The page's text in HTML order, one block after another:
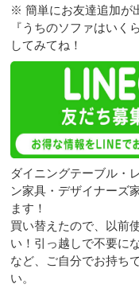
※ 簡単にお友達追加が
『うちのソファはいく
してみてね！
ダイニングテーブル・
ン家具・デザイナーズ
ます！
買い替えたので、以前
い！引っ越しで不要に
など、ご自分でお持ち
い。